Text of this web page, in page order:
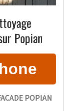
Popian
POPIAN